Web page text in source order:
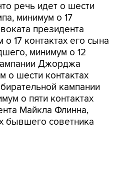
речь идет о шести
минимум о 17
президента
17 контактах его сына
минимум о 12
Джорджа
о шести контактах
кампании
о пяти контактах
Майкла Флинна,
бывшего советника